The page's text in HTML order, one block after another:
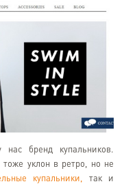
бренд купальников.
уклон в ретро, но не
купальники, так и